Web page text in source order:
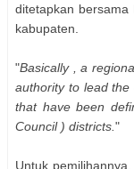
ditetapkan bersama
kabupaten.
"Basically , a
authority to lead
that have been
Council ) districts. "
Untuk